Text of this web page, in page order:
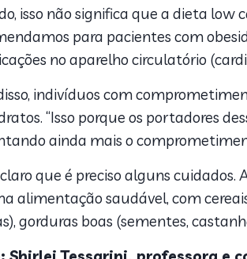
isso não significa que a dieta low
para pacientes com
no aparelho circulatório
indivíduos com
“Isso porque os portadores
ainda mais o
que é preciso alguns
alimentação saudável, com
gorduras boas (sementes,